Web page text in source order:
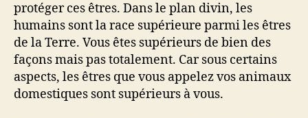
protéger ces êtres. Dans le plan divin, les
humains sont la race supérieure parmi les êtres
de la Terre. Vous êtes supérieurs de bien des
façons mais pas totalement. Car sous certains
aspects, les êtres que vous appelez vos animaux
domestiques sont supérieurs à vous.